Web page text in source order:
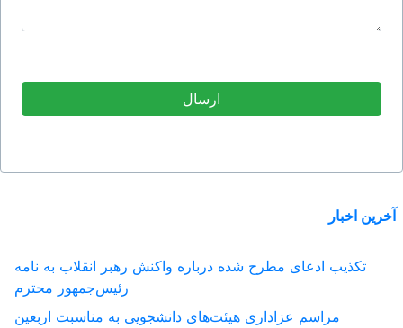
آخرین اخبار
تکذیب ادعای مطرح شده درباره واکنش رهبر انقلاب به نامه
رئیس‌جمهور محترم
مراسم عزاداری هیئت‌های دانشجویی به مناسبت اربعین